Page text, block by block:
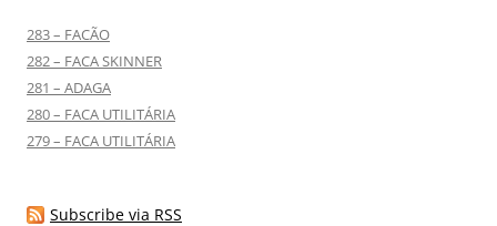
283 – FACÃO
282 – FACA SKINNER
281 – ADAGA
280 – FACA UTILITÁRIA
279 – FACA UTILITÁRIA
Subscribe via RSS